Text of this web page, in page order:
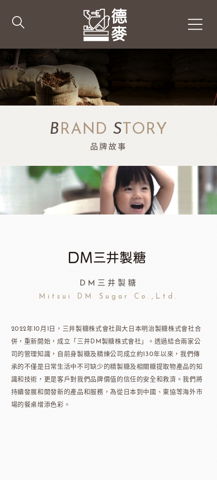
BRAND S TORY
品牌故事
DM三井製糖
Mitsui DM Sugar Co.,Ltd.
2022年10月1日，三井製糖株式會社與大日本明治製糖株式會社合
併，重新開始，成立「三井DM製糖株式會社」。透過結合兩家公
司的管理知識，自前身製糖及精煉公司成立約130年以來，我們傳
承的不僅是日常生活中不可缺少的精製糖及相關糖提取物產品的知
識和技術，更是客戶對我們品牌價值的信任的安全和救濟。我們將
持續發展和開發新的產品和服務，為從日本到中國、東協等海外市
場的餐桌增添色彩。